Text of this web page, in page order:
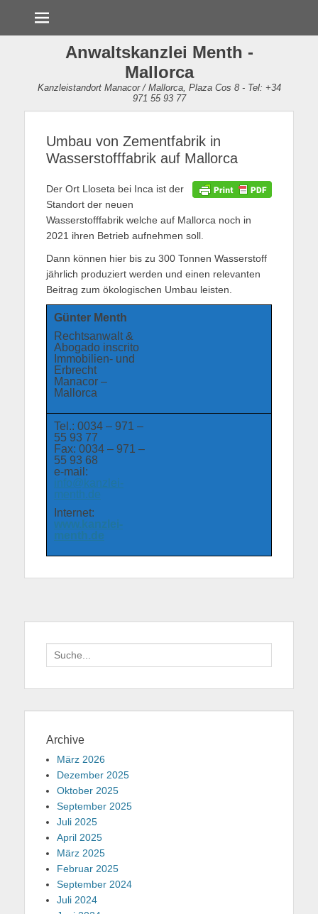
Anwaltskanzlei Menth -
Mallorca
Kanzleistandort Manacor / Mallorca, Plaza Cos 8 - Tel: +34
971 55 93 77
Umbau von Zementfabrik in
Wasserstofffabrik auf Mallorca
Der Ort Lloseta bei Inca ist der
Standort der neuen
Wasserstofffabrik welche auf Mallorca noch in
2021 ihren Betrieb aufnehmen soll.
Dann können hier bis zu 300 Tonnen Wasserstoff
jährlich produziert werden und einen relevanten
Beitrag zum ökologischen Umbau leisten.
Günter Menth
Rechtsanwalt &
Abogado inscrito
Immobilien- und
Erbrecht
Manacor –
Mallorca
Tel.: 0034 – 971 –
55 93 77
Fax: 0034 – 971 –
55 93 68
e-mail:
info@kanzlei-
menth.de
Internet:
www.kanzlei-
menth.de
Suche
für:
Archive
März 2026
Dezember 2025
Oktober 2025
September 2025
Juli 2025
April 2025
März 2025
Februar 2025
September 2024
Juli 2024